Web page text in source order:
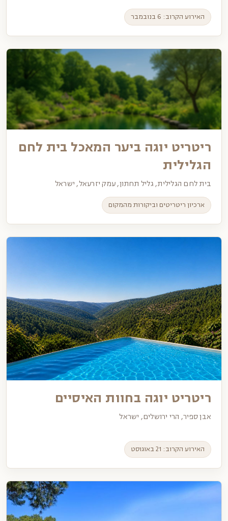
האירוע הקרוב: 6 בנובמבר
ריטריט יוגה ביער המאכל בית לחם
הגלילית
בית לחם הגלילית, גליל תחתון, עמק יזרעאל, ישראל
ארכיון ריטריטים וביקורות מהמקום
ריטריט יוגה בחוות האיסיים
אבן ספיר, הרי ירושלים, ישראל
האירוע הקרוב: 21 באוגוסט